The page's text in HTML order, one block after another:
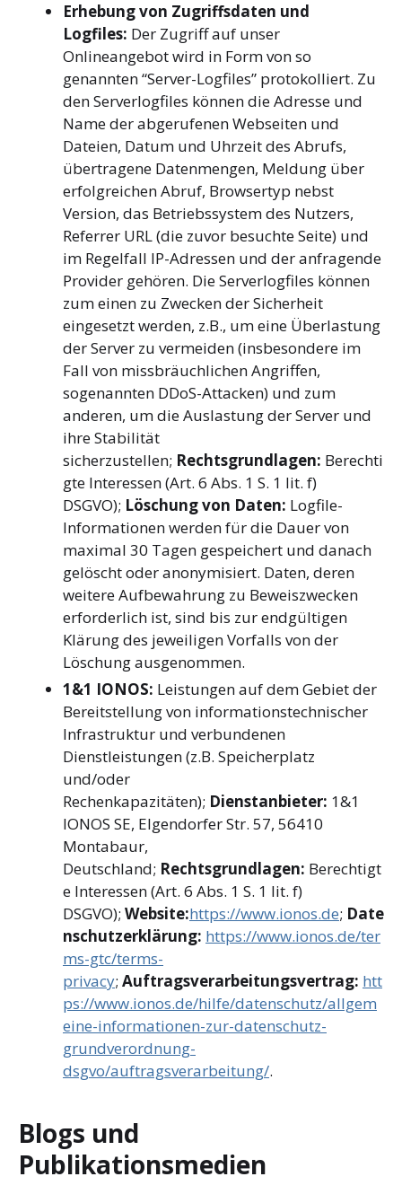
Erhebung von Zugriffsdaten und
Logfiles: Der Zugriff auf unser
Onlineangebot wird in Form von so
genannten “Server-Logfiles” protokolliert. Zu
den Serverlogfiles können die Adresse und
Name der abgerufenen Webseiten und
Dateien, Datum und Uhrzeit des Abrufs,
übertragene Datenmengen, Meldung über
erfolgreichen Abruf, Browsertyp nebst
Version, das Betriebssystem des Nutzers,
Referrer URL (die zuvor besuchte Seite) und
im Regelfall IP-Adressen und der anfragende
Provider gehören. Die Serverlogfiles können
zum einen zu Zwecken der Sicherheit
eingesetzt werden, z.B., um eine Überlastung
der Server zu vermeiden (insbesondere im
Fall von missbräuchlichen Angriffen,
sogenannten DDoS-Attacken) und zum
anderen, um die Auslastung der Server und
ihre Stabilität
sicherzustellen; Rechtsgrundlagen: Berechti
gte Interessen (Art. 6 Abs. 1 S. 1 lit. f)
DSGVO); Löschung von Daten: Logfile-
Informationen werden für die Dauer von
maximal 30 Tagen gespeichert und danach
gelöscht oder anonymisiert. Daten, deren
weitere Aufbewahrung zu Beweiszwecken
erforderlich ist, sind bis zur endgültigen
Klärung des jeweiligen Vorfalls von der
Löschung ausgenommen.
1&1 IONOS: Leistungen auf dem Gebiet der
Bereitstellung von informationstechnischer
Infrastruktur und verbundenen
Dienstleistungen (z.B. Speicherplatz
und/oder
Rechenkapazitäten); Dienstanbieter: 1&1
IONOS SE, Elgendorfer Str. 57, 56410
Montabaur,
Deutschland; Rechtsgrundlagen: Berechtigt
e Interessen (Art. 6 Abs. 1 S. 1 lit. f)
DSGVO); Website:https://www.ionos.de; Date
nschutzerklärung: https://www.ionos.de/ter
ms-gtc/terms-
privacy; Auftragsverarbeitungsvertrag: htt
ps://www.ionos.de/hilfe/datenschutz/allgem
eine-informationen-zur-datenschutz-
grundverordnung-
dsgvo/auftragsverarbeitung/.
Blogs und
Publikationsmedien